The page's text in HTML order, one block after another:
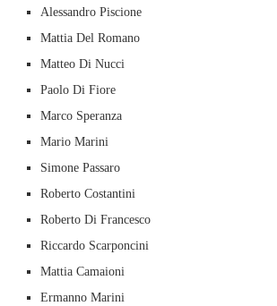
Alessandro Piscione
Mattia Del Romano
Matteo Di Nucci
Paolo Di Fiore
Marco Speranza
Mario Marini
Simone Passaro
Roberto Costantini
Roberto Di Francesco
Riccardo Scarponcini
Mattia Camaioni
Ermanno Marini